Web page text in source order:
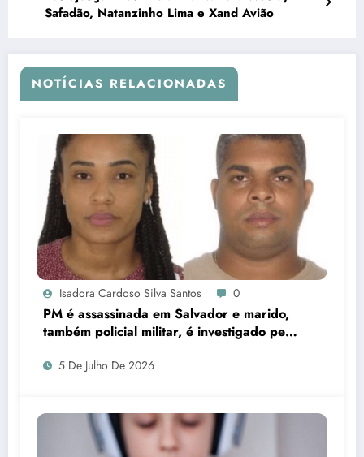
Safadão, Natanzinho Lima e Xand Avião
NOTÍCIAS RELACIONADAS
Isadora Cardoso Silva Santos 0
PM é assassinada em Salvador e marido,
também policial militar, é investigado pelo
crime
5 De Julho De 2026